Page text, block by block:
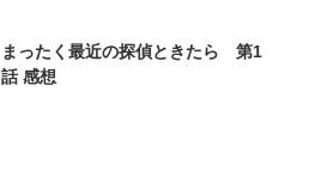
まったく最近の探偵ときたら 第1
話 感想